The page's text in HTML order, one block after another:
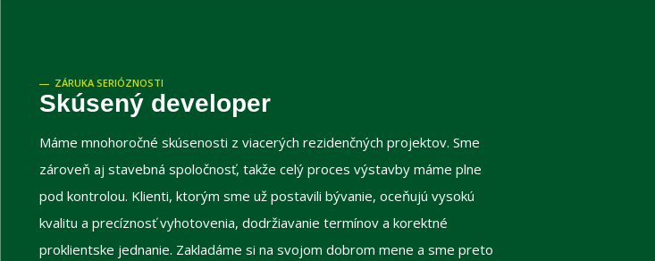
ZÁRUKA SERIÓZNOSTI
Skúsený developer
Máme mnohoročné skúsenosti z viacerých rezidenčných projektov. Sme
zároveň aj stavebná spoločnosť, takže celý proces výstavby máme plne
pod kontrolou. Klienti, ktorým sme už postavili bývanie, oceňujú vysokú
kvalitu a precíznosť vyhotovenia, dodržiavanie termínov a korektné
proklientske jednanie. Zakladáme si na svojom dobrom mene a sme preto